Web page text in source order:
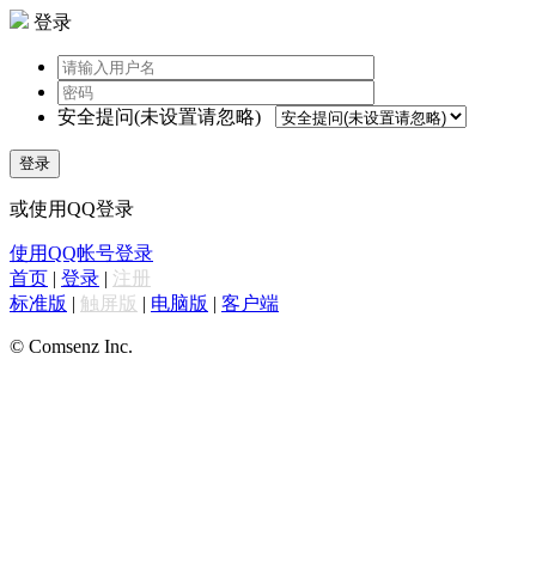
登录
安全提问(未设置请忽略)
登录
或使用QQ登录
使用QQ帐号登录
首页 | 登录 | 注册
标准版 | 触屏版 | 电脑版 | 客户端
© Comsenz Inc.